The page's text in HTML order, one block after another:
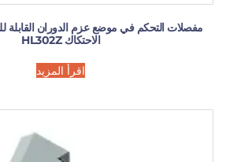
مفصلات التحكم في موضع عزم الدوران القابلة
الاحتكاك HL302Z
اقرأ المزيد